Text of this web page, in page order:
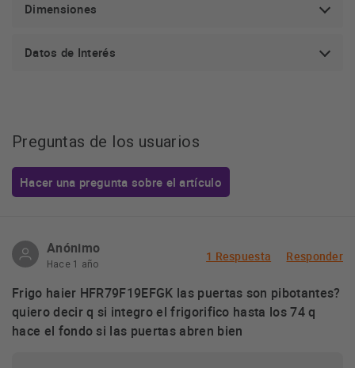
Dimensiones
Datos de Interés
Preguntas de los usuarios
Hacer una pregunta sobre el artículo
Anónimo
Hace 1 año
1 Respuesta Responder
Frigo haier HFR79F19EFGK las puertas son pibotantes?
quiero decir q si integro el frigorifico hasta los 74 q
hace el fondo si las puertas abren bien